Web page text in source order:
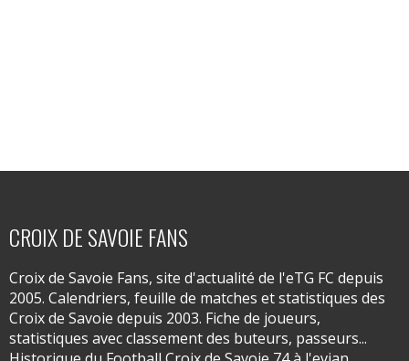
CROIX DE SAVOIE FANS
Croix de Savoie Fans, site d'actualité de l'eTG FC depuis
2005. Calendriers, feuille de matches et statistiques des
Croix de Savoie depuis 2003. Fiche de joueurs,
statistiques avec classement des buteurs, passeurs...